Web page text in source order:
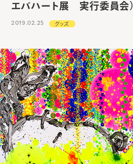
エバハート展 実行委員会）
2019.02.25 グッズ